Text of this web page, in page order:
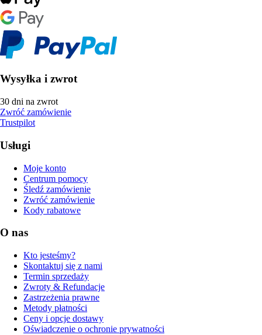
Wysyłka i zwrot
30 dni na zwrot
Zwróć zamówienie
Trustpilot
Usługi
Moje konto
Centrum pomocy
Śledź zamówienie
Zwróć zamówienie
Kody rabatowe
O nas
Kto jesteśmy?
Skontaktuj się z nami
Termin sprzedaży
Zwroty & Refundacje
Zastrzeżenia prawne
Metody płatności
Ceny i opcje dostawy
Oświadczenie o ochronie prywatności